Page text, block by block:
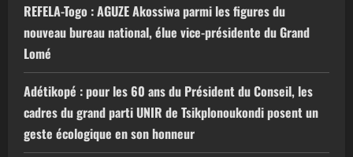
REFELA-Togo : AGUZE Akossiwa parmi les figures du
nouveau bureau national, élue vice-présidente du Grand
Lomé
Adétikopé : pour les 60 ans du Président du Conseil, les
cadres du grand parti UNIR de Tsikplonoukondi posent un
geste écologique en son honneur